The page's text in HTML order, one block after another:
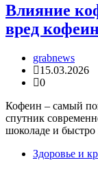
Влияние
вред
grabnews
15.03.2026
0
Кофеин – самый
спутник
шоколаде и
Здоровье и